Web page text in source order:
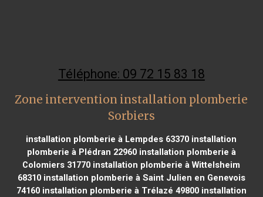
Téléphone: 09 72 15 83 18
Zone intervention installation plomberie
Sorbiers
installation plomberie à Lempdes 63370 installation
plomberie à Plédran 22960installation plomberie à
Colomiers 31770 installation plomberie à Wittelsheim
68310installation plomberie à Saint Julien en Genevois
74160installation plomberie à Trélazé 49800installation